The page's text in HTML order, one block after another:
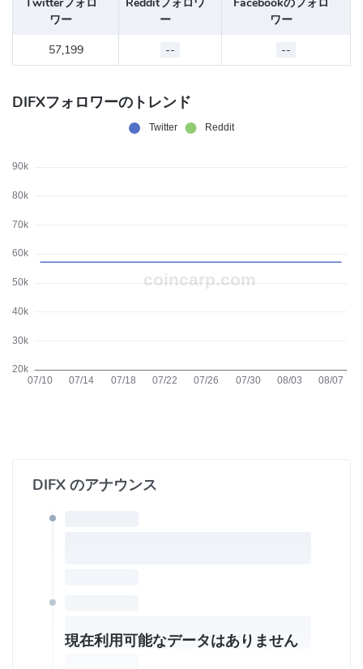
ワー
ー
ワー
57,199
-- --
DIFXフォロワーのトレンド
DIFX のアナウンス
現在利用可能なデータはありません